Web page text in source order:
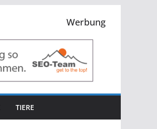
Werbung
TIERE